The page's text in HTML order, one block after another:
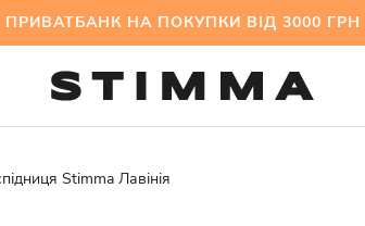
НА ПОКУПКИ ВІД
Stimma Лавінія